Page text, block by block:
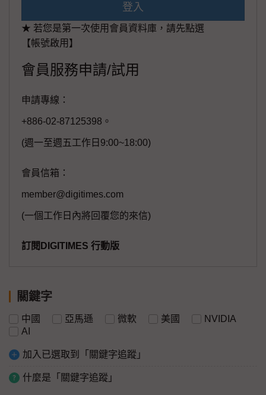
登入
★ 若您是第一次使用會員資料庫，請先點選
【帳號啟用】
會員服務申請/試用
申請專線：
+886-02-87125398。
(週一至週五工作日9:00~18:00)
會員信箱：
member@digitimes.com
(一個工作日內將回覆您的來信)
訂閱DIGITIMES 行動版
關鍵字
中國 亞馬遜 微軟 美國
NVIDIA
AI
加入已選取到「關鍵字追蹤」
什麼是「關鍵字追蹤」